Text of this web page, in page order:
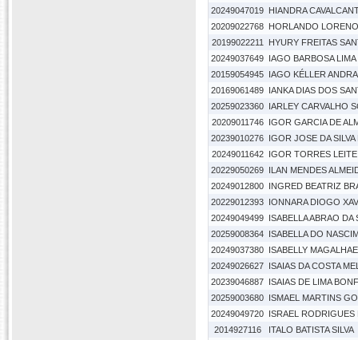
20249047019 HIANDRA
20209022768 HORLANDO
20199022211
HYURY FREITAS
20249037649 IAGO BARBOSA LIMA
20159054945 IAGO KÉLLER
20169061489 IANKA DIAS DOS
20259023360 IARLEY CARVALHO
20209011746
IGOR GARCIA DE
20239010276 IGOR JOSE DA
20249011642
IGOR TORRES LEITE
20229050269 ILAN MENDES
20249012800 INGRED BEATRIZ
20229012393 IONNARA DIOGO
20249049499 ISABELLA ABRAO DA
20259008364 ISABELLA DO
20249037380 ISABELLY
20249026627 ISAIAS DA COSTA
20239046887 ISAIAS DE LIMA
20259003680 ISMAEL MARTINS
20249049720 ISRAEL RODRIGUES
2014927116
ITALO BATISTA SILVA